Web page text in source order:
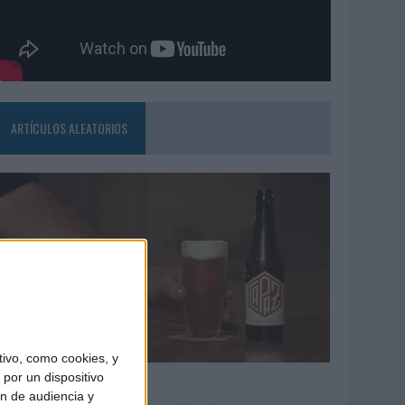
como cookies, y
un dispositivo
de audiencia y
ARTÍCULOS ALEATORIOS
08/2026